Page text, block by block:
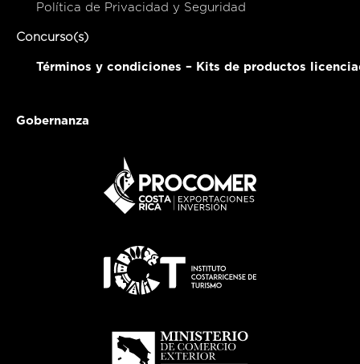
Política de Privacidad y Seguridad
Concurso(s)
Términos y condiciones – Kits de productos
Gobernanza